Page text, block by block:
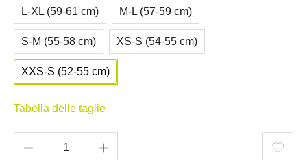
L-XL (59-61 cm) M-L (57-59 cm)
S-M (55-58 cm) XS-S (54-55 cm)
XXS-S (52-55 cm)
Tabella delle taglie